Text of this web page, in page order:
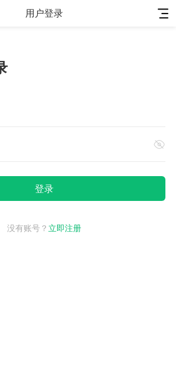
用户登录
没有账号？ 立即注册